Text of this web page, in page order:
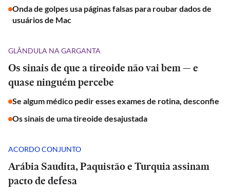
Onda de golpes usa páginas falsas para roubar dados de
usuários de Mac
GLÂNDULA NA GARGANTA
Os sinais de que a tireoide não vai bem — e
quase ninguém percebe
Se algum médico pedir esses exames de rotina, desconfie
Os sinais de uma tireoide desajustada
ACORDO CONJUNTO
Arábia Saudita, Paquistão e Turquia assinam
pacto de defesa